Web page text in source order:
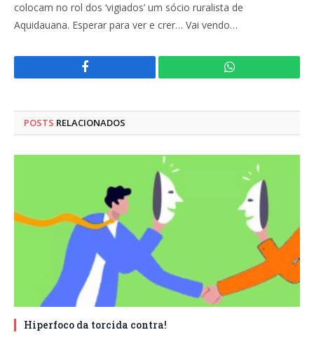
colocam no rol dos ‘vigiados’ um sócio ruralista de
Aquidauana. Esperar para ver e crer… Vai vendo…
Facebook WhatsApp
POSTS RELACIONADOS
Hiperfoco da torcida contra!